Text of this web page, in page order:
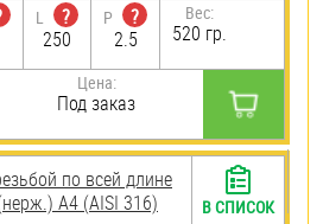
L
?
250
P
?
2.5
Вес:
520 гр.
Цена:
Под заказ
по всей длине
A4 (AISI 316)
В СПИСОК